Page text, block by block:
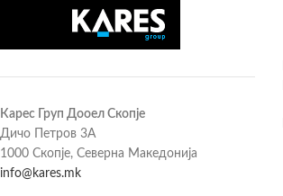
Карес Груп Дооел Скопје
Дичо Петров 3А
1000 Скопје, Северна Македонија
info@kares.mk